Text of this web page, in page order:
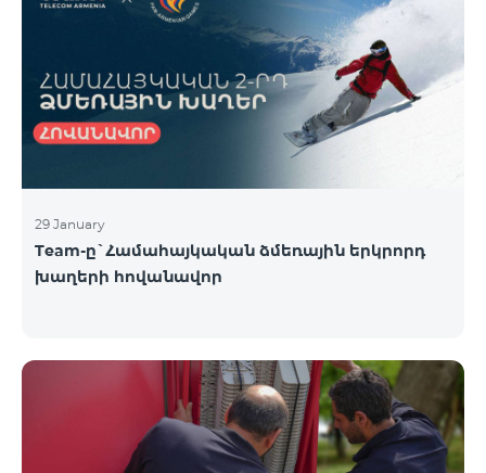
29 January
Team-ը`Համահայկական ձմեռային երկրորդ
խաղերի հովանավոր